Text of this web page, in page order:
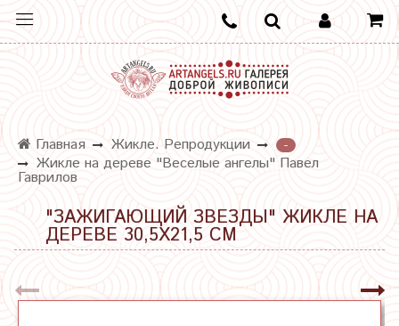
Главная Жикле. Репродукции
-
Жикле на дереве "Веселые ангелы" Павел
Гаврилов
"ЗАЖИГАЮЩИЙ ЗВЕЗДЫ" ЖИКЛЕ НА
ДЕРЕВЕ 30,5Х21,5 СМ